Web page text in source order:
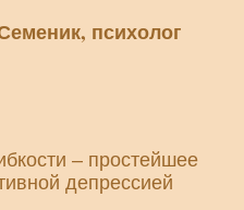
психолог
– простейшее
депрессией